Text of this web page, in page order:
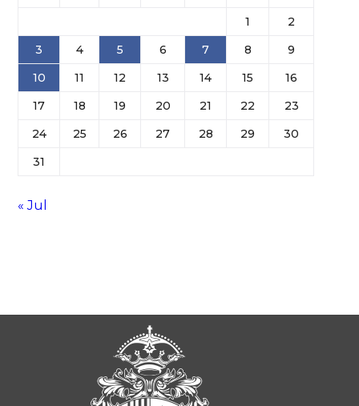
1
2
3
4 5 6 7 8
9
10
11 12 13 14 15
16
17
18 19 20 21 22
23
24
25 26 27 28 29
30
31
« Jul